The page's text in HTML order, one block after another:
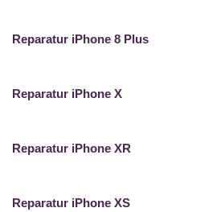
Reparatur iPhone 8 Plus
Reparatur iPhone X
Reparatur iPhone XR
Reparatur iPhone XS